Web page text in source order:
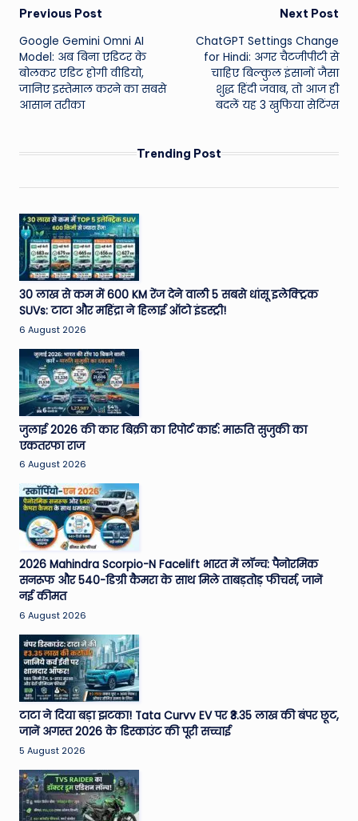
Post
navigation
Previous Post
Google Gemini Omni AI
Model: अब बिना एडिटर के
बोलकर एडिट होगी वीडियो,
जानिए इस्तेमाल करने का सबसे
आसान तरीका
Next Post
ChatGPT Settings Change
for Hindi: अगर चैटजीपीटी से
चाहिए बिल्कुल इंसानों जैसा
शुद्ध हिंदी जवाब, तो आज ही
बदलें यह 3 खुफिया सेटिंग्स
Trending Post
30 लाख से कम में 600 KM रेंज देने वाली 5 सबसे धांसू इलेक्ट्रिक
SUVs: टाटा और महिंद्रा ने हिलाई ऑटो इंडस्ट्री!
6 August 2026
जुलाई 2026 की कार बिक्री का रिपोर्ट कार्ड: मारुति सुजुकी का
एकतरफा राज
6 August 2026
2026 Mahindra Scorpio-N Facelift भारत में लॉन्च: पैनोरमिक
सनरूफ और 540-डिग्री कैमरा के साथ मिले ताबड़तोड़ फीचर्स, जानें
नई कीमत
6 August 2026
टाटा ने दिया बड़ा झटका! Tata Curvv EV पर ₹3.35 लाख की बंपर छूट,
जानें अगस्त 2026 के डिस्काउंट की पूरी सच्चाई
5 August 2026